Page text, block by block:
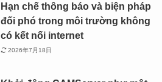
Hạn chế thông báo và biện pháp
đối phó trong môi trường không
có kết nối internet
2026年7月18日